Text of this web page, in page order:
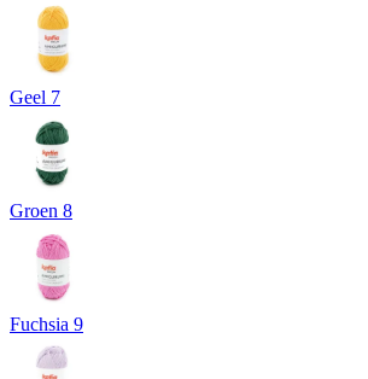
Geel 7
Groen 8
Fuchsia 9